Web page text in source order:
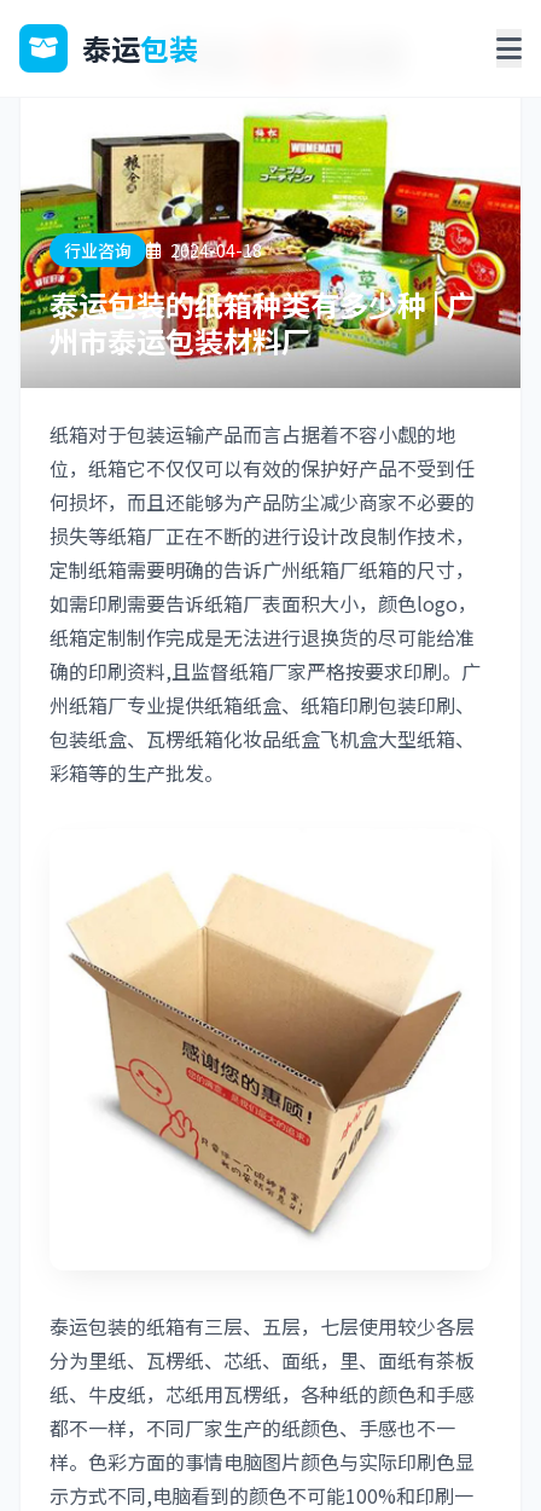
泰运包装
行业咨询 2024-04-18
泰运包装的纸箱种类有多少种 | 广
州市泰运包装材料厂
纸箱对于包装运输产品而言占据着不容小觑的地
位，纸箱它不仅仅可以有效的保护好产品不受到任
何损坏，而且还能够为产品防尘减少商家不必要的
损失等纸箱厂正在不断的进行设计改良制作技术，
定制纸箱需要明确的告诉广州纸箱厂纸箱的尺寸，
如需印刷需要告诉纸箱厂表面积大小，颜色logo，
纸箱定制制作完成是无法进行退换货的尽可能给准
确的印刷资料,且监督纸箱厂家严格按要求印刷。广
州纸箱厂专业提供纸箱纸盒、纸箱印刷包装印刷、
包装纸盒、瓦楞纸箱化妆品纸盒飞机盒大型纸箱、
彩箱等的生产批发。
泰运包装的纸箱有三层、五层，七层使用较少各层
分为里纸、瓦楞纸、芯纸、面纸，里、面纸有茶板
纸、牛皮纸，芯纸用瓦楞纸，各种纸的颜色和手感
都不一样，不同厂家生产的纸颜色、手感也不一
样。色彩方面的事情电脑图片颜色与实际印刷色显
示方式不同,电脑看到的颜色不可能100%和印刷一